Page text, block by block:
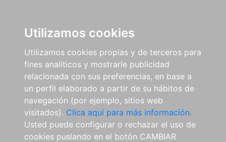
Utilizamos cookies
Utilizamos cookies propias y de terceros para
fines analíticos y mostrarle publicidad
relacionada con sus preferencias, en base a
un perfil elaborado a partir de su hábitos de
navegación (por ejemplo, sitios web
visitados). Clica aquí para más información.
Usted puede configurar o rechazar el uso de
cookies puslando en el botón CAMBIAR